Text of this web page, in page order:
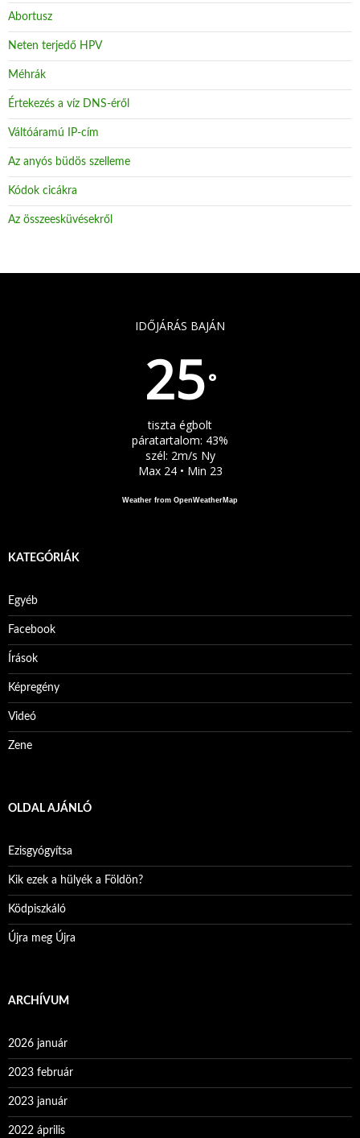
Abortusz
Neten terjedő HPV
Méhrák
Értekezés a víz DNS-éről
Váltóáramú IP-cím
Az anyós büdös szelleme
Kódok cicákra
Az összeesküvésekről
IDŐJÁRÁS BAJÁN
25°
tiszta égbolt
páratartalom: 43%
szél: 2m/s Ny
Max 24 • Min 23
Weather from OpenWeatherMap
KATEGÓRIÁK
Egyéb
Facebook
Írások
Képregény
Videó
Zene
OLDAL AJÁNLÓ
Ezisgyógyítsa
Kik ezek a hülyék a Földön?
Ködpiszkáló
Újra meg Újra
ARCHÍVUM
2026 január
2023 február
2023 január
2022 április